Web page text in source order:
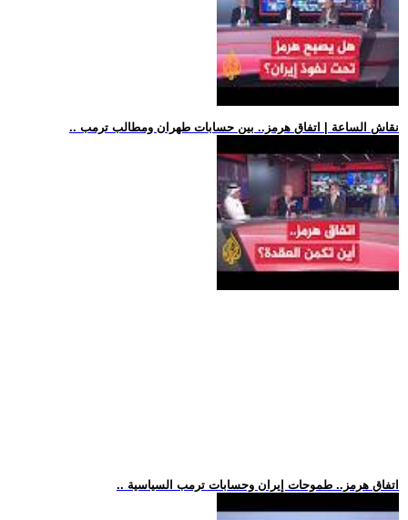
.. نقاش الساعة | اتفاق هرمز.. بين حسابات طهران ومطالب ترمب
.. اتفاق هرمز.. طموحات إيران وحسابات ترمب السياسية